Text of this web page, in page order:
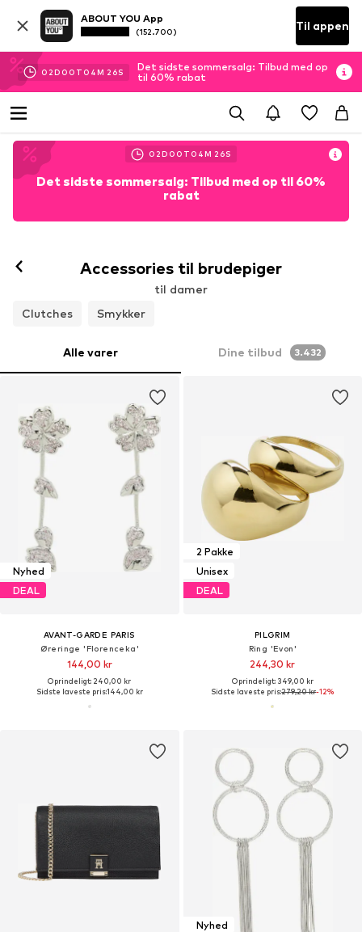
ABOUT YOU App
(152.700) Til appen
02D 00 T 04M 26S
Det sidste sommersalg: Tilbud med op
til 60% rabat
02D 00 T 04M 26S
Det sidste sommersalg: Tilbud med op til 60%
rabat
Accessories til brudepiger
til damer
Clutches
Smykker
Alle varer Dine tilbud 3.432
Nyhed
DEAL
AVANT-GARDE PARIS
Øreringe 'Florenceka'
144,00 kr
Oprindeligt: 240,00 kr
Sidste laveste pris:144,00 kr
2 Pakke
Unisex
DEAL
PILGRIM
Ring 'Evon'
244,30 kr
Oprindeligt: 349,00 kr
Sidste laveste pris:279,20 kr-12%
Nyhed